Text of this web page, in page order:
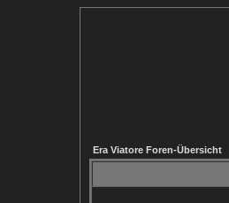
Era Viatore Foren-Übersicht